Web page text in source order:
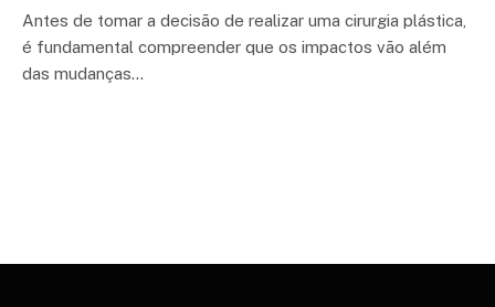
Antes de tomar a decisão de realizar uma cirurgia plástica,
é fundamental compreender que os impactos vão além
das mudanças…